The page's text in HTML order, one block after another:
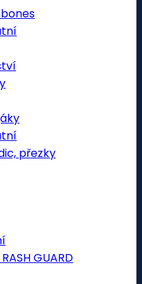
přezky
GUARD